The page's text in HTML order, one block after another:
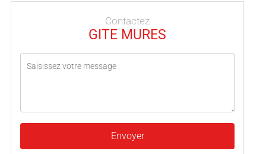
Contactez
GITE MURES
Envoyer